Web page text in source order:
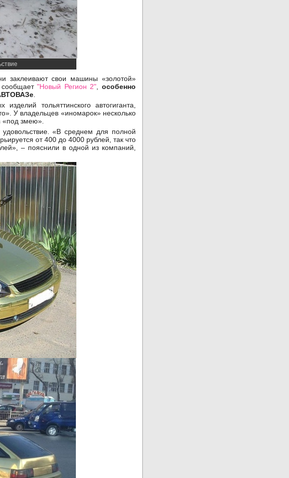
заклеивают свои машины «золотой»
сообщает"Новый Регион 2" ,особенно
тольяттинского автогиганта,
У владельцев «иномарок» несколько
«под змею».
удовольствие. «В среднем для полной
от 400 до 4000 рублей, так что
– пояснили в одной из компаний,